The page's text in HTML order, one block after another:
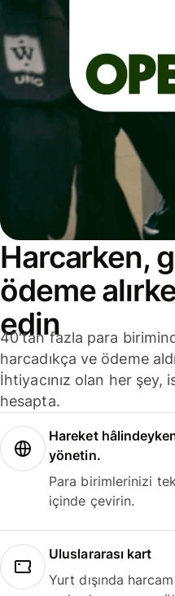
Harcarken,
ödeme
edin
40'tan fazla para
harcadıkça ve ödeme
İhtiyacınız olan her
hesapta.
Hareket
yönetin.
Para birimlerinizi
içinde çevirin.
Uluslararası kart
Yurt dışında